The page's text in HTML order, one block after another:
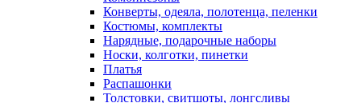
Конверты, одеяла, полотенца, пеленки
Костюмы, комплекты
Нарядные, подарочные наборы
Носки, колготки, пинетки
Платья
Распашонки
Толстовки, свитшоты, лонгсливы